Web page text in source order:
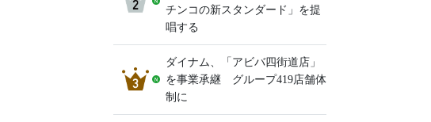
チンコの新スタンダード」を提
唱する
ダイナム、「アビバ四街道店」
を事業承継 グループ419店舗体
制に